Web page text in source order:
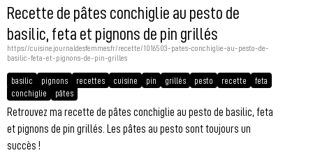
Recette de pâtes conchiglie au pesto de
basilic, feta et pignons de pin grillés
https://cuisine.journaldesfemmes.fr/recette/1016503-pates-conchiglie-au-pesto-de-
basilic-feta-et-pignons-de-pin-grilles
basilic pignons recettes cuisine pin grillés pesto recette
feta
conchiglie
pâtes
Retrouvez ma recette de pâtes conchiglie au pesto de basilic, feta
et pignons de pin grillés. Les pâtes au pesto sont toujours un
succès !